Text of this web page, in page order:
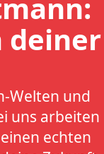
deiner
Welten und
uns arbeiten
echten